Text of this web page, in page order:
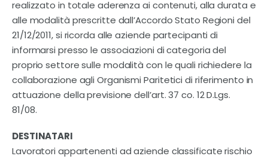
realizzato in totale aderenza ai contenuti, alla durata e
alle modalità prescritte dall’Accordo Stato Regioni del
21/12/2011, si ricorda alle aziende partecipanti di
informarsi presso le associazioni di categoria del
proprio settore sulle modalità con le quali richiedere la
collaborazione agli Organismi Paritetici di riferimento in
attuazione della previsione dell’art. 37 co. 12 D.Lgs.
81/08.
DESTINATARI
Lavoratori appartenenti ad aziende classificate rischio